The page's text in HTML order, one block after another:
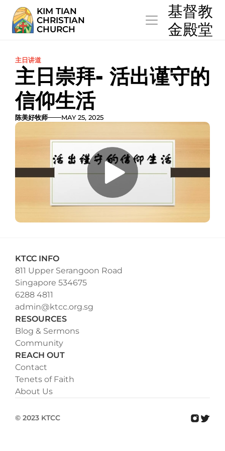
KIM TIAN
CHRISTIAN
CHURCH
  基督教
  金殿堂
主日讲道
主日崇拜- 活出谨守的
信仰生活
陈美好牧师 MAY 25, 2025
KTCC INFO
811 Upper Serangoon Road
Singapore 534675
6288 4811
admin@ktcc.org.sg
RESOURCES
Blog & Sermons
Community
REACH OUT
Contact
Tenets of Faith
About Us
© 2023 KTCC